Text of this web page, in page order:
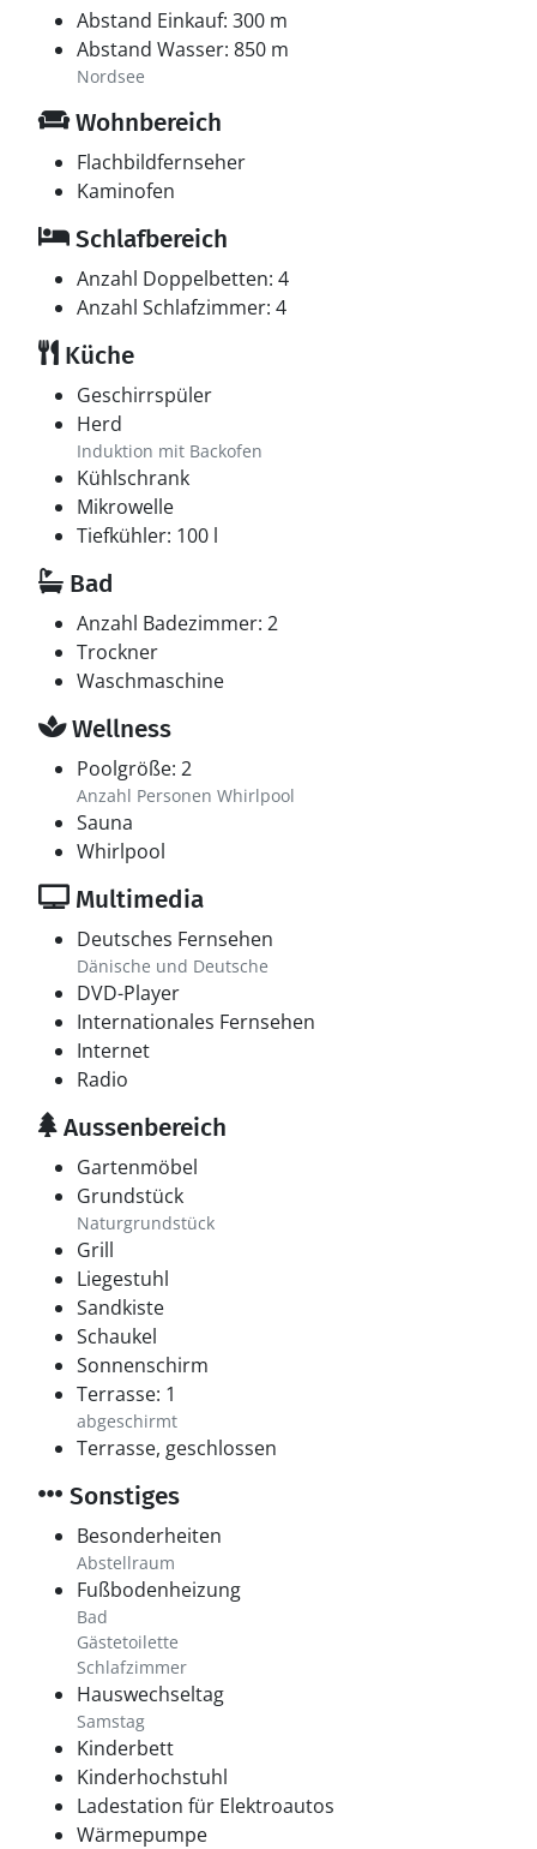
Abstand Einkauf: 300 m
Abstand Wasser: 850 m
Nordsee
Wohnbereich
Flachbildfernseher
Kaminofen
Schlafbereich
Anzahl Doppelbetten: 4
Anzahl Schlafzimmer: 4
Küche
Geschirrspüler
Herd
Induktion mit Backofen
Kühlschrank
Mikrowelle
Tiefkühler: 100 l
Bad
Anzahl Badezimmer: 2
Trockner
Waschmaschine
Wellness
Poolgröße: 2
Anzahl Personen Whirlpool
Sauna
Whirlpool
Multimedia
Deutsches Fernsehen
Dänische und Deutsche
DVD-Player
Internationales Fernsehen
Internet
Radio
Aussenbereich
Gartenmöbel
Grundstück
Naturgrundstück
Grill
Liegestuhl
Sandkiste
Schaukel
Sonnenschirm
Terrasse: 1
abgeschirmt
Terrasse, geschlossen
Sonstiges
Besonderheiten
Abstellraum
Fußbodenheizung
Bad
Gästetoilette
Schlafzimmer
Hauswechseltag
Samstag
Kinderbett
Kinderhochstuhl
Ladestation für Elektroautos
Wärmepumpe